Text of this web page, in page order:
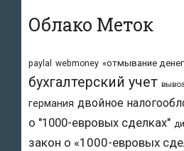
Облако Меток
paylal webmoney «отмывание
бухгалтерский учет
германия двойное
о "1000-евровых сделках"
закон о «1000-евровых